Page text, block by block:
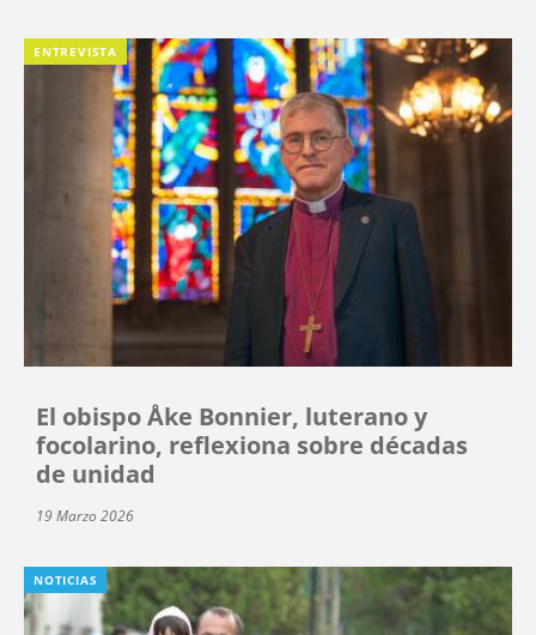
ENTREVISTA
El obispo Åke Bonnier, luterano y
focolarino, reflexiona sobre décadas
de unidad
19 Marzo 2026
NOTICIAS